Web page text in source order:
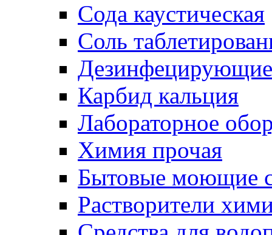
Сода каустическая
Соль
Дезинфецирующие
Карбид кальция
Лабораторное
Химия прочая
Бытовые моющие
Растворители